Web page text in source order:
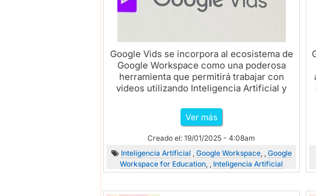
Google Vids se incorpora al ecosistema de
Google Workspace como una poderosa
herramienta que permitirá trabajar con
videos utilizando Inteligencia Artificial y
Ver más
Creado el: 19/01/2025 - 4:08am
Inteligencia Artificial , Google Workspace, , Google
Workspace for Education, , Inteligencia Artificial